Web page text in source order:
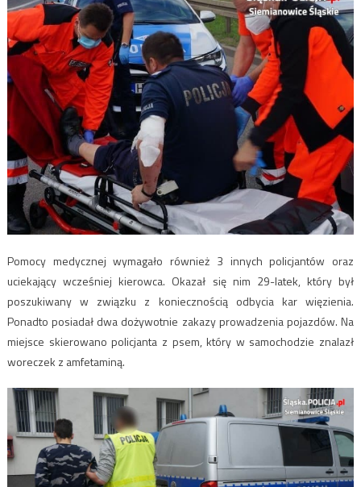
Pomocy medycznej wymagało również 3 innych policjantów oraz
uciekający wcześniej kierowca. Okazał się nim 29-latek, który był
poszukiwany w związku z koniecznością odbycia kar więzienia.
Ponadto posiadał dwa dożywotnie zakazy prowadzenia pojazdów. Na
miejsce skierowano policjanta z psem, który w samochodzie znalazł
woreczek z amfetaminą.